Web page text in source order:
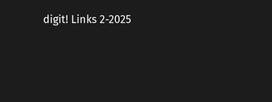
digit! Links 2-2025